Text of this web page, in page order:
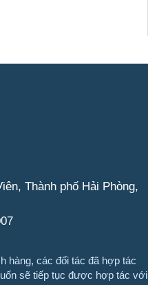
Thành phố Hải Phòng,
hàng, các đối tác đã hợp tác
sẽ tiếp tục được hợp tác với